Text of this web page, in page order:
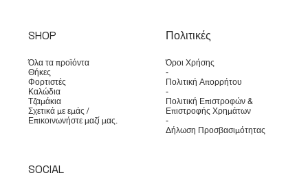
SHOP
Όλα τα προϊόντα
Θήκες
Φορτιστές
Καλώδια
Τζαμάκια
Σχετικά με εμάς /
Επικοινωνήστε μαζί μας.
Πολιτικές
Όροι Χρήσης
-
Πολιτική Απορρήτου
-
Πολιτική Επιστροφών &
Επιστροφής Χρημάτων
-
Δήλωση Προσβασιμότητας
SOCIAL